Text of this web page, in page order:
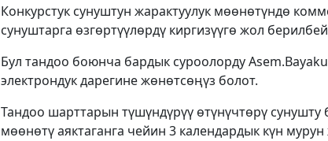
Конкурстук сунуштун жарактуулук мөөнөтүндө
сунуштарга өзгөртүүлөрдү киргизүүгө жол
Бул тандоо боюнча бардык суроолорду
электрондук дарегине жөнөтсөңүз болот.
Тандоо шарттарын түшүндүрүү өтүнүчтөрү сунушту
мөөнөтү аяктаганга чейин 3 календардык күн